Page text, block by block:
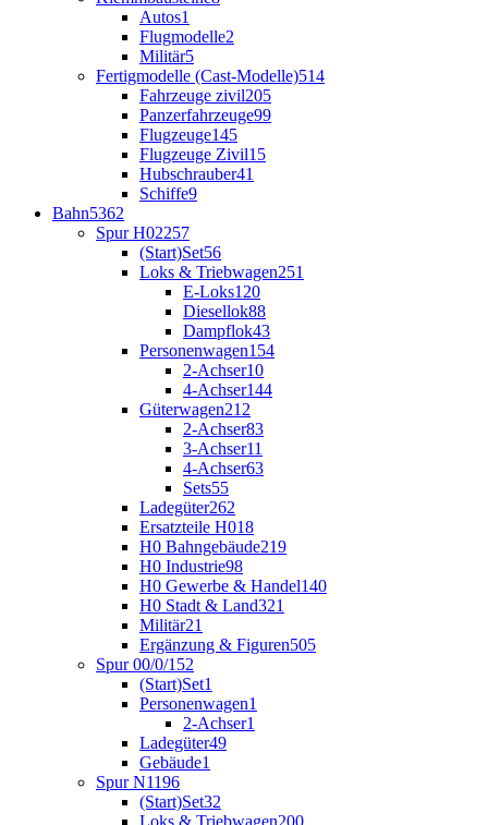
Autos1
Flugmodelle2
Militär5
Fertigmodelle (Cast-Modelle)514
Fahrzeuge zivil205
Panzerfahrzeuge99
Flugzeuge145
Flugzeuge Zivil15
Hubschrauber41
Schiffe9
Bahn5362
Spur H02257
(Start)Set56
Loks & Triebwagen251
E-Loks120
Diesellok88
Dampflok43
Personenwagen154
2-Achser10
4-Achser144
Güterwagen212
2-Achser83
3-Achser11
4-Achser63
Sets55
Ladegüter262
Ersatzteile H018
H0 Bahngebäude219
H0 Industrie98
H0 Gewerbe & Handel140
H0 Stadt & Land321
Militär21
Ergänzung & Figuren505
Spur 00/0/1 52
(Start)Set1
Personenwagen1
2-Achser1
Ladegüter49
Gebäude1
Spur N1196
(Start)Set32
Loks & Triebwagen200